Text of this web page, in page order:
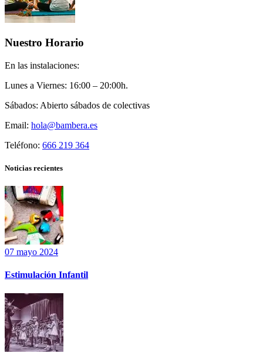
Nuestro Horario
En las instalaciones:
Lunes a Viernes: 16:00 – 20:00h.
Sábados: Abierto sábados de colectivas
Email: hola@bambera.es
Teléfono: 666 219 364
Noticias recientes
07 mayo 2024
Estimulación Infantil